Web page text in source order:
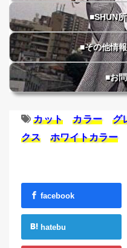
■SHUN
■その他情
■お
カット カラー グ
クス
ホワイトカラー
facebook
hatebu